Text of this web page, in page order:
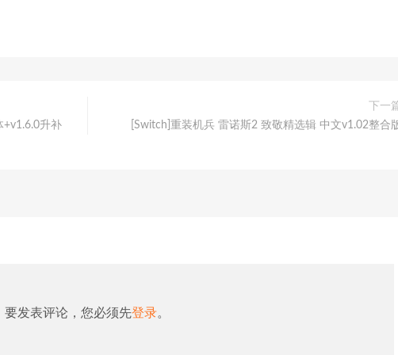
+v1.6.0升补
下一
[Switch]重装机兵 雷诺斯2 致敬精选辑 中文v1.02整合
要发表评论，您必须先登录。